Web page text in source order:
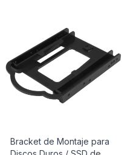
Bracket de Montaje para